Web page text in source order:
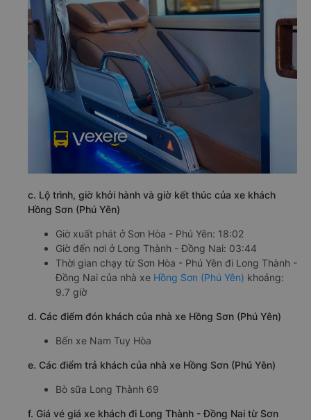
c. Lộ trình, giờ khởi hành và giờ kết thúc của xe khách
Hồng Sơn (Phú Yên)
Giờ xuất phát ở Sơn Hòa - Phú Yên: 18:02
Giờ đến nơi ở Long Thành - Đồng Nai: 03:44
Thời gian chạy từ Sơn Hòa - Phú Yên đi Long Thành -
Đồng Nai của nhà xe Hồng Sơn (Phú Yên) khoảng:
9.7 giờ
d. Các điểm đón khách của nhà xe Hồng Sơn (Phú Yên)
Bến xe Nam Tuy Hòa
e. Các điểm trả khách của nhà xe Hồng Sơn (Phú Yên)
Bò sữa Long Thành 69
f. Giá vé giá xe khách đi Long Thành - Đồng Nai từ Sơn